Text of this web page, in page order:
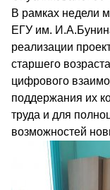
В рамках недели
ЕГУ им.
реализации
старшего
цифрового
поддержания их
труда и для
возможностей